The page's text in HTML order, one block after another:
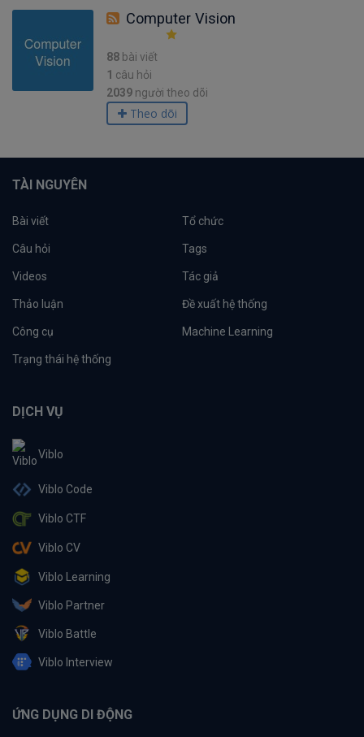
Computer Vision
88 bài viết
1 câu hỏi
2039 người theo dõi
Theo dõi
TÀI NGUYÊN
Bài viết Tổ chức
Câu hỏi Tags
Videos Tác giả
Thảo luận Đề xuất hệ thống
Công cụ Machine Learning
Trạng thái hệ thống
DỊCH VỤ
Viblo
Viblo Code
Viblo CTF
Viblo CV
Viblo Learning
Viblo Partner
Viblo Battle
Viblo Interview
ỨNG DỤNG DI ĐỘNG